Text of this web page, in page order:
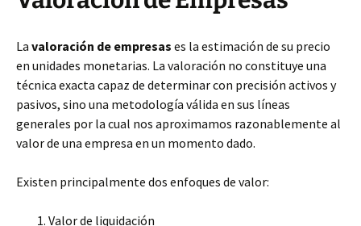
La valoración de empresas es la estimación de su precio
en unidades monetarias. La valoración no constituye una
técnica exacta capaz de determinar con precisión activos y
pasivos, sino una metodología válida en sus líneas
generales por la cual nos aproximamos razonablemente al
valor de una empresa en un momento dado.
Existen principalmente dos enfoques de valor:
Valor de liquidación